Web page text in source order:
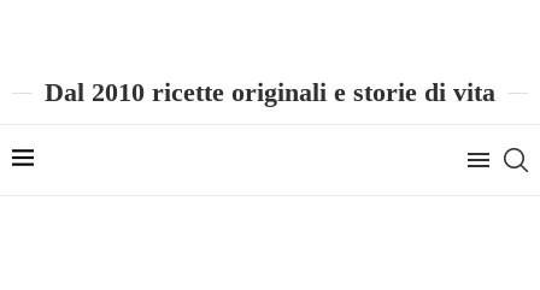
Dal 2010 ricette originali e storie di vita